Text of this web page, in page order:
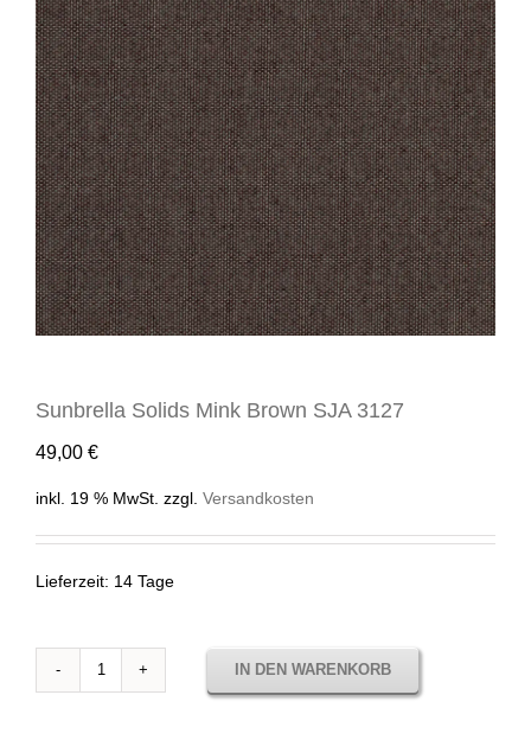
Sunbrella Solids Mink Brown SJA 3127
49,00 €
inkl. 19 % MwSt. zzgl. Versandkosten
Lieferzeit: 14 Tage
Sunbrella
IN DEN WARENKORB